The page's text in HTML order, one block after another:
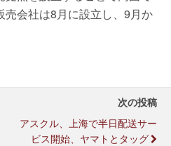
会社は8月に設立し、9月か
次の投稿
アスクル、上海で半日配送サー
ビス開始、ヤマトとタッグ